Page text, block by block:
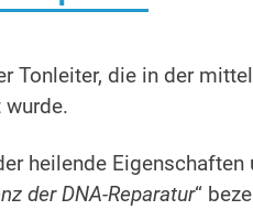
Tonleiter, die in der
wurde.
heilende Eigenschaften
der DNA-Reparatur“